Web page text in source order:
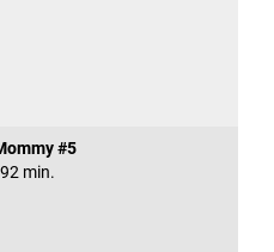
#5
min.